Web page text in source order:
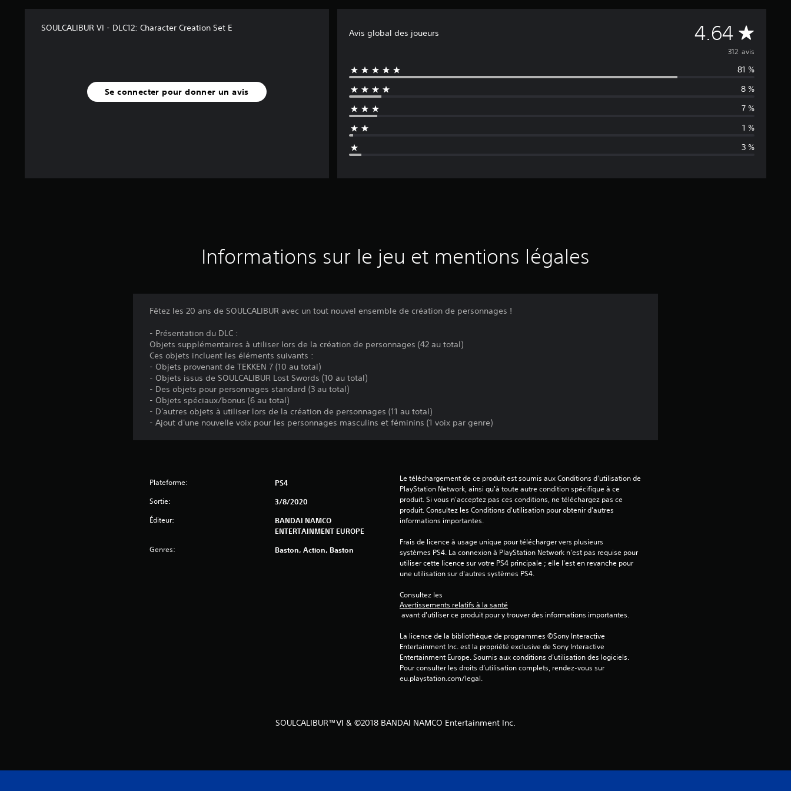
SOULCALIBUR VI - DLC12: Character Creation Set E
Se connecter pour donner un avis
Avis global des joueurs 4.64M
o
y
e
n
n
e
r
312 avis
81 %
8 %
7 %
1 %
3 %
Informations sur le jeu et mentions légales
Fêtez les 20 ans de SOULCALIBUR avec un tout nouvel ensemble de création de personnages !
- Présentation du DLC :
Objets supplémentaires à utiliser lors de la création de personnages (42 au total)
Ces objets incluent les éléments suivants :
- Objets provenant de TEKKEN 7 (10 au total)
- Objets issus de SOULCALIBUR Lost Swords (10 au total)
- Des objets pour personnages standard (3 au total)
- Objets spéciaux/bonus (6 au total)
- D'autres objets à utiliser lors de la création de personnages (11 au total)
- Ajout d'une nouvelle voix pour les personnages masculins et féminins (1 voix par genre)
Plateforme: PS4
Sortie: 3/8/2020
Éditeur:
BANDAI NAMCO
ENTERTAINMENT EUROPE
Genres: Baston, Action, Baston
Le téléchargement de ce produit est soumis aux Conditions d'utilisation de
PlayStation Network, ainsi qu'à toute autre condition spécifique à ce
produit. Si vous n'acceptez pas ces conditions, ne téléchargez pas ce
produit. Consultez les Conditions d'utilisation pour obtenir d'autres
informations importantes.
Frais de licence à usage unique pour télécharger vers plusieurs
systèmes PS4. La connexion à PlayStation Network n'est pas requise pour
utiliser cette licence sur votre PS4 principale ; elle l'est en revanche pour
une utilisation sur d'autres systèmes PS4.
Consultez les
Avertissements relatifs à la santé
avant d'utiliser ce produit pour y trouver des informations importantes.
La licence de la bibliothèque de programmes ©Sony Interactive
Entertainment Inc. est la propriété exclusive de Sony Interactive
Entertainment Europe. Soumis aux conditions d’utilisation des logiciels.
Pour consulter les droits d’utilisation complets, rendez-vous sur
eu.playstation.com/legal.
SOULCALIBUR™Ⅵ & ©2018 BANDAI NAMCO Entertainment Inc.